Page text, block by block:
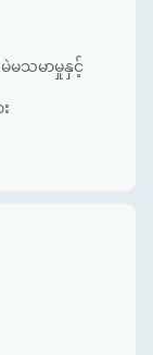
မသမာမှုနှင့်